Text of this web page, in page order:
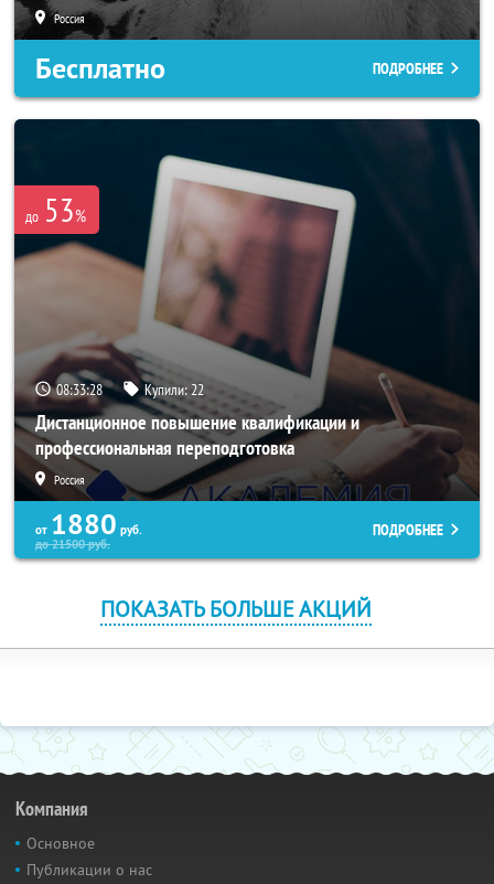
Россия
Бесплатно ПОДРОБНЕЕ
до 53%
08:33:26 Купили:22
Дистанционное повышение квалификации и
профессиональная переподготовка
Россия
от 1880 руб.
до21500руб.
ПОДРОБНЕЕ
ПОКАЗАТЬ БОЛЬШЕ АКЦИЙ
Компания
Основное
Публикации о нас